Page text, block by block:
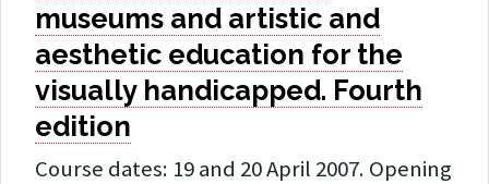
museums and artistic and
aesthetic education for the
visually handicapped. Fourth
edition
Course dates: 19 and 20 April 2007. Opening